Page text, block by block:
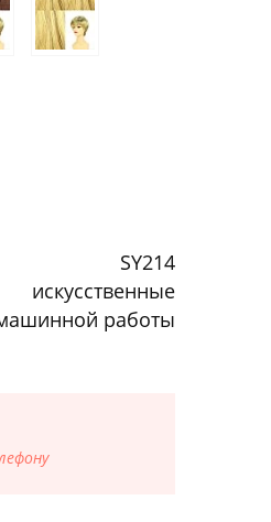
SY214
искусственные
работы